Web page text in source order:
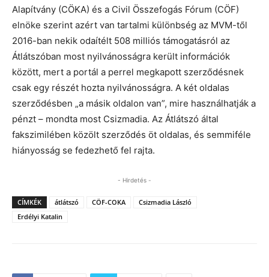
Alapítvány (CÖKA) és a Civil Összefogás Fórum (CÖF)
elnöke szerint azért van tartalmi különbség az MVM-től
2016-ban nekik odaítélt 508 milliós támogatásról az
Átlátszóban most nyilvánosságra került információk
között, mert a portál a perrel megkapott szerződésnek
csak egy részét hozta nyilvánosságra. A két oldalas
szerződésben „a másik oldalon van”, mire használhatják a
pénzt – mondta most Csizmadia. Az Átlátszó által
fakszimilében közölt szerződés öt oldalas, és semmiféle
hiányosság se fedezhető fel rajta.
- Hirdetés -
CÍMKÉK átlátszó CÖF-COKA
Csizmadia László
Erdélyi Katalin